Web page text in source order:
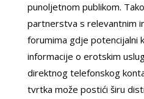
punoljetnom publikom.
partnerstva s relevantnim
forumima gdje potencijalni
informacije o erotskim
direktnog telefonskog
tvrtka može postići širu